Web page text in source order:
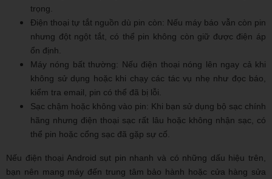
trọng.
Điện thoại tự tắt nguồn dù pin còn: Nếu máy báo vẫn còn pin
nhưng đột ngột tắt, có thể pin không còn giữ được điện áp
ổn định.
Máy nóng bất thường: Nếu điện thoại nóng lên ngay cả khi
không sử dụng hoặc khi chạy các tác vụ nhẹ như đọc báo,
kiểm tra email, pin có thể đã bị lỗi.
Sạc chậm hoặc không vào pin: Khi bạn sử dụng bộ sạc chính
hãng nhưng điện thoại sạc rất lâu hoặc không nhận sạc, có
thể pin hoặc cổng sạc đã gặp sự cố.
Nếu điện thoại Android sụt pin nhanh và có những dấu hiệu trên,
bạn nên mang máy đến trung tâm bảo hành hoặc cửa hàng sửa